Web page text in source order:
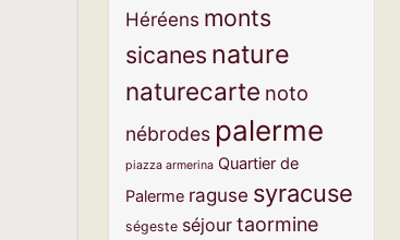
Héréens monts
sicanes nature
naturecarte noto
nébrodes palerme
piazza armerina Quartier de
Palerme raguse syracuse
ségeste séjour taormine